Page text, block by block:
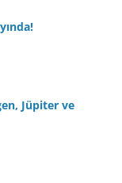
Jüpiter ve